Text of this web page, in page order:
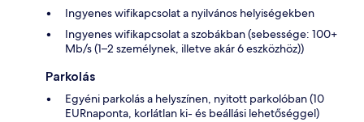
Ingyenes wifikapcsolat a nyilvános helyiségekben
Ingyenes wifikapcsolat a szobákban (sebessége: 100+
Mb/s (1–2 személynek, illetve akár 6 eszközhöz))
Parkolás
Egyéni parkolás a helyszínen, nyitott parkolóban (10
EURnaponta, korlátlan ki- és beállási lehetőséggel)